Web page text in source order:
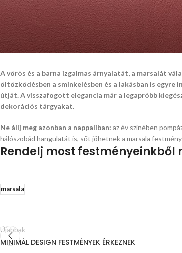
A vörös és a barna izgalmas árnyalatát, a marsalát
öltözködésben a sminkelésben és a lakásban is
útját. A visszafogott elegancia már a legapróbb
dekorációs tárgyakat.
Ne állj meg azonban a nappaliban: az év színében
hálószobád hangulatát is, sőt jöhetnek a marsala
Rendelj most
marsala
Újabbak
MINIMÁL DESIGN FESTMÉNYEK ÉRKEZNEK